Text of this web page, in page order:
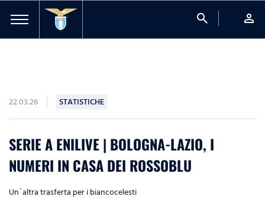
search person
22.03.26 STATISTICHE
SERIE A ENILIVE | BOLOGNA-LAZIO, I
NUMERI IN CASA DEI ROSSOBLU
Un`altra trasferta per i biancocelesti